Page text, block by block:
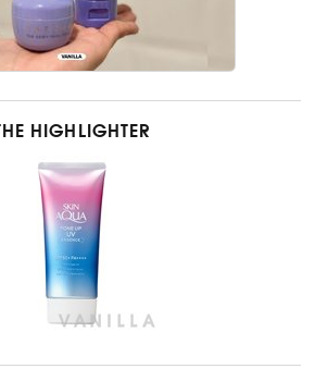
THE HIGHLIGHTER